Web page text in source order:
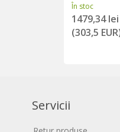
În stoc
1479,34
(303,5
Servicii